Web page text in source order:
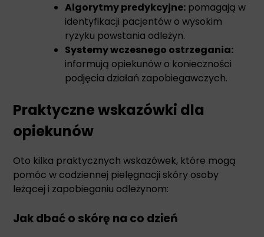
Algorytmy predykcyjne: pomagają w
identyfikacji pacjentów o wysokim
ryzyku powstania odleżyn.
Systemy wczesnego ostrzegania:
informują opiekunów o konieczności
podjęcia działań zapobiegawczych.
Praktyczne wskazówki dla
opiekunów
Oto kilka praktycznych wskazówek, które mogą
pomóc w codziennej pielęgnacji skóry osoby
leżącej i zapobieganiu odleżynom:
Jak dbać o skórę na co dzień